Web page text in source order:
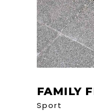
FAMILY
Sport